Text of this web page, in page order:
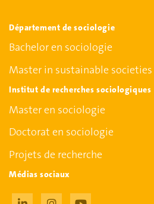
Département de sociologie
Bachelor en sociologie
Master in sustainable
Institut de recherches sociologiques
Master en sociologie
Doctorat en sociologie
Projets de recherche
Médias sociaux